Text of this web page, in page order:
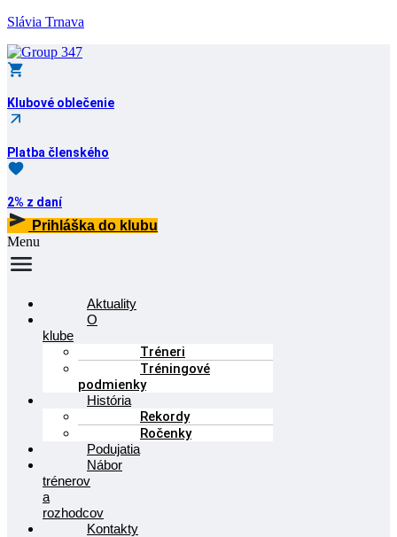
Slávia Trnava
Klubové oblečenie
Platba členského
2% z daní
Prihláška do klubu
Menu
Aktuality
O
klube
Tréneri
Tréningové
podmienky
História
Rekordy
Ročenky
Podujatia
Nábor
trénerov
a
rozhodcov
Kontakty